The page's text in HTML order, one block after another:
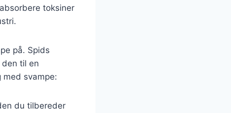
toksiner
på. Spids
til en
med svampe:
du tilbereder